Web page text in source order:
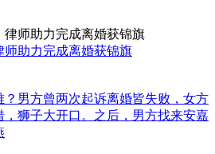
助力完成离婚获锦旗
男方曾两次起诉离婚皆失败，女方
狮子大开口。之后，男方找来安嘉